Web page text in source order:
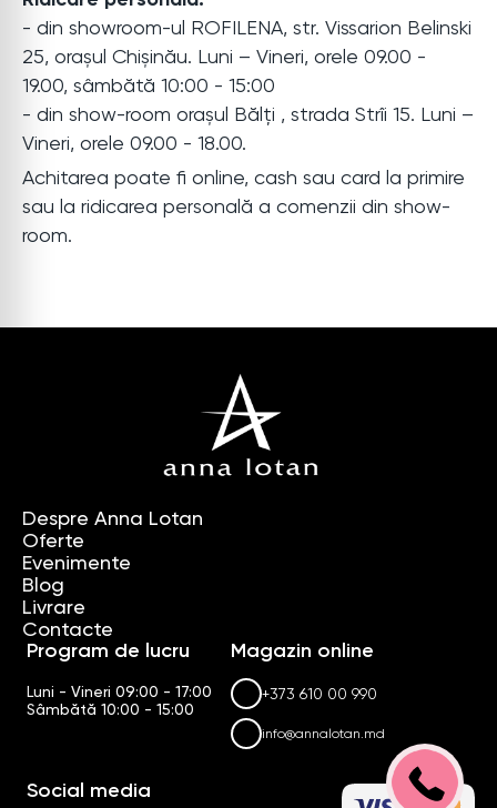
- din showroom-ul ROFILENA, str. Vissarion Belinski
25, orașul Chișinău. Luni – Vineri, orele 09.00 -
19.00, sâmbătă 10:00 - 15:00
- din show-room orașul Bălți , strada Strîi 15. Luni –
Vineri, orele 09.00 - 18.00.
Achitarea poate fi online, cash sau card la primire
sau la ridicarea personală a comenzii din show-
room.
Despre Anna Lotan
Oferte
Evenimente
Blog
Livrare
Contacte
Magazin online
+373 610 00 990
info@annalotan.md
Program de lucru
Luni - Vineri 09:00 - 17:00
Sâmbătă 10:00 - 15:00
Social media